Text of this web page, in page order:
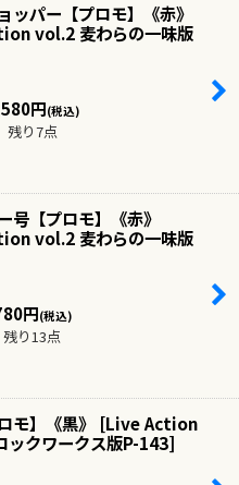
ッパー【プロモ】《赤》
vol.2 麦わらの一味版
円(税込)
残り7点
号【プロモ】《赤》
vol.2 麦わらの一味版
円(税込)
残り13点
モ】《黒》 [Live Action
クワークス版P-143]